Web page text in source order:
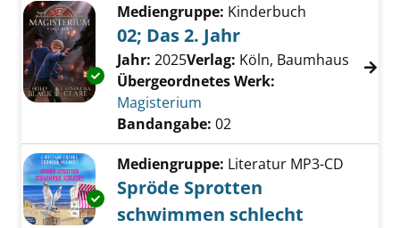
Exemplar-Details von 02; Das 2. Jahr anzeigen
Mediengruppe: Kinderbuch
02; Das 2. Jahr
Suche nach diesem Verfasser
Jahr: 2025Verlag: Köln, Baumhaus
Übergeordnetes Werk:
Magisterium
Bandangabe: 02
Exemplar-Details von Spröde Sprotten
Mediengruppe: Literatur MP3-CD
Spröde Sprotten
schwimmen schlecht